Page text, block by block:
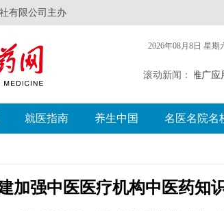
有限公司主办
2026年08月8日 星期
滚动新闻：
广西举办比赛探索中（壮瑶）药药膳食疗推广
就医指南 养生中国 名医名院名
加强中医医疗机构中医药知